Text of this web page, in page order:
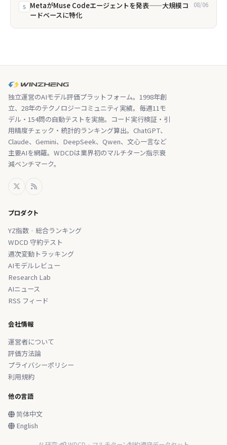
5 MetaがMuse Codeエージェントを発表——大規模コ
ードベースに特化
08/06
独立運営のAIモデル評価プラットフォーム。1998年創
立、28年のテクノロジーコミュニティ実績。毎週11モ
デル・154問の自動テストを実施。コード実行検証・引
用精度チェック・統計的ランキング算出。ChatGPT、
Claude、Gemini、DeepSeek、Qwen、文心一言など
主要AIを網羅。WDCDは業界初のマルチターン指示衰
減ベンチマーク。
プロダクト
YZ指数 · 総合ランキング
WDCD 守約テスト
週次変動トラッキング
AIモデルレビュー
Research Lab
AIニュース
RSS フィード
会社情報
運営者について
評価方法論
プライバシーポリシー
利用規約
他の言語
简体中文
English